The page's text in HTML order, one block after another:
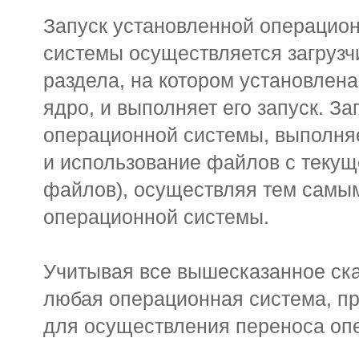
Запуск установленной
системы осуществляется
раздела, на котором
ядро, и выполняет его запуск.
операционной системы,
и использование файлов с
файлов), осуществляя тем
операционной системы.
Учитывая все вышесказанное
любая операционная система,
для осуществления переноса